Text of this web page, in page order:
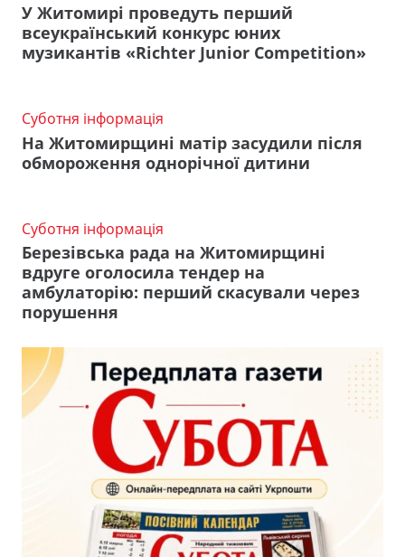
У Житомирі проведуть перший
всеукраїнський конкурс юних
музикантів «Richter Junior Competition»
Суботня інформація
На Житомирщині матір засудили після
обмороження однорічної дитини
Суботня інформація
Березівська рада на Житомирщині
вдруге оголосила тендер на
амбулаторію: перший скасували через
порушення